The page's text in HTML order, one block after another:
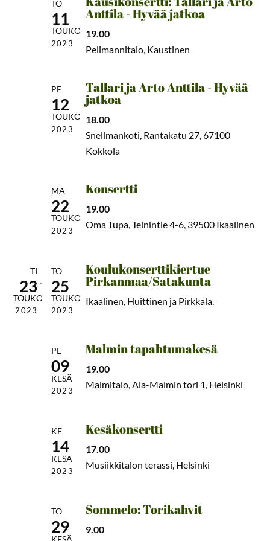
TO
11
TOUKO
2023
Anttila - Hyvää jatkoa
19.00
Pelimannitalo, Kaustinen
PE
12
TOUKO
2023
Tallari ja Arto Anttila - Hyvää
jatkoa
18.00
Snellmankoti, Rantakatu 27, 67100
Kokkola
MA
22
TOUKO
2023
Konsertti
19.00
Oma Tupa, Teinintie 4-6, 39500 Ikaalinen
TI
23
TOUKO
2023
TO
25
TOUKO
2023
Koulukonserttikiertue
Pirkanmaa/Satakunta
Ikaalinen, Huittinen ja Pirkkala.
PE
09
KESÄ
2023
Malmin tapahtumakesä
19.00
Malmitalo, Ala-Malmin tori 1, Helsinki
KE
14
KESÄ
2023
Kesäkonsertti
17.00
Musiikkitalon terassi, Helsinki
TO
29
KESÄ
Sommelo: Torikahvit
9.00